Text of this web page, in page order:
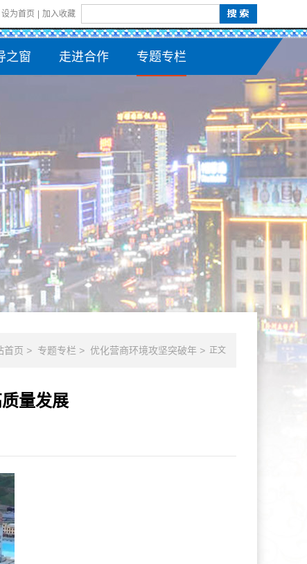
设为首页 加入收藏
之窗 走进合作 专题专栏
首页 > 专题专栏 > 优化营商环境攻坚突破年 > 正文
量发展